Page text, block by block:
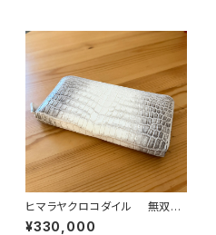
ヒマラヤクロコダイル 無双
ラウンドファスナーウォレット
¥330,000